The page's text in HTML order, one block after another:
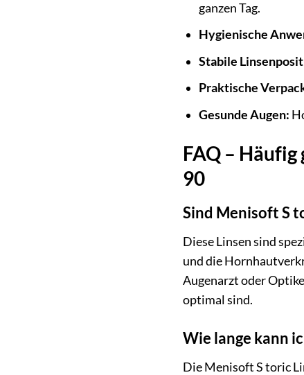
ganzen Tag.
Hygienische
Stabile
Praktische
Gesunde Augen:
FAQ –
90
Sind Menisoft S
Diese Linsen sind
und die
Augenarzt oder
optimal sind.
Wie lange kann
Die Menisoft S toric